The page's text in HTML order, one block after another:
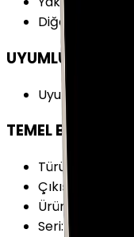
Diğer Sensörler
UYUMLULUK
Uyumlu İşletim
TEMEL BİLGİLER
Türü :
Çıkış Yılı
Ürün Ailesi
Seri: Watch